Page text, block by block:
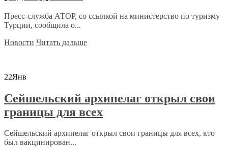
Пресс-служба АТОР, со ссылкой на министерство по туризму
Турции, сообщила о...
Новости Читать дальше
22Янв
Сейшельский архипелаг открыл свои
границы для всех
Сейшельский архипелаг открыл свои границы для всех, кто
был вакцинирован...